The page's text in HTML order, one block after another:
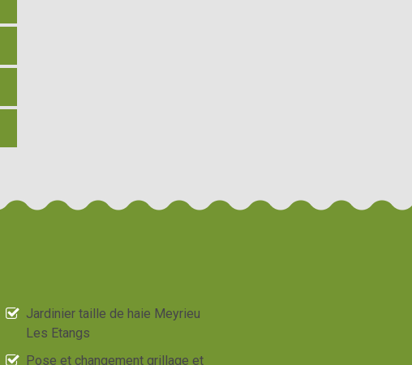
Jardinier taille de haie Meyrieu
Les Etangs
Pose et changement grillage et